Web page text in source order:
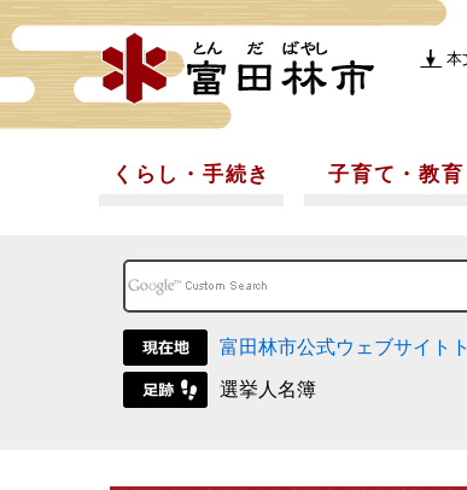
本
くらし・手続き 子育て・教育
富田林市公式ウェブサイト
選挙人名簿